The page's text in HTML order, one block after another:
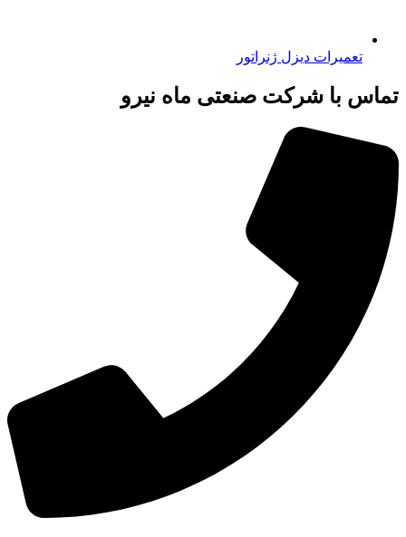
تعمیرات دیزل ژنراتور
تماس با شرکت صنعتی ماه نیرو